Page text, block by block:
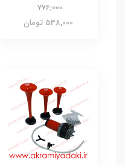
776,000
538,000 تومان